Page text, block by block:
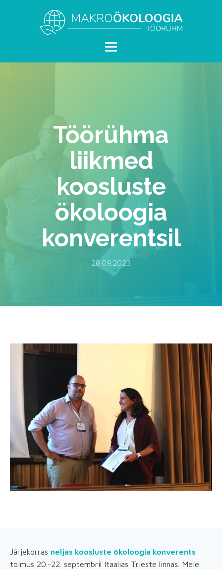
Töörühma
liikmed
koosluste
ökoloogia
konverentsil
28.09.2023
Järjekorras neljas koosluste ökoloogia konverents
toimus 20.-22. septembril Itaalias Trieste linnas. Meie